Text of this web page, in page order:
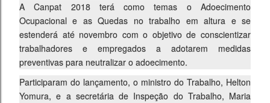
A Canpat 2018 terá como temas o Adoecimento
Ocupacional e as Quedas no trabalho em altura e se
estenderá até novembro com o objetivo de conscientizar
trabalhadores e empregados a adotarem medidas
preventivas para neutralizar o adoecimento.
Participaram do lançamento, o ministro do Trabalho, Helton
Yomura, e a secretária de Inspeção do Trabalho, Maria